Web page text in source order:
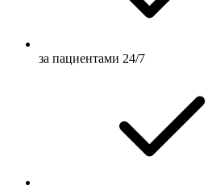
за пациентами 24/7